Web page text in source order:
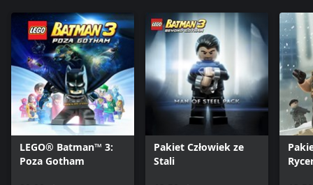
LEGO® Batman™ 3:
Poza Gotham
Pakiet Człowiek ze
Stali